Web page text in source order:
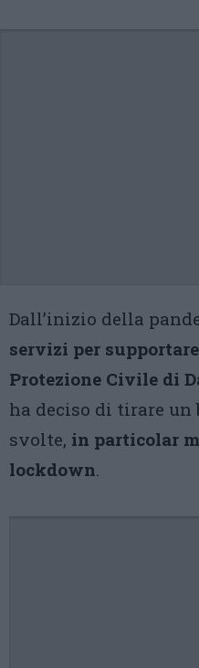
Dall’inizio della
servizi per
Protezione Civile di
ha deciso di tirare
svolte, in particolar
lockdown.